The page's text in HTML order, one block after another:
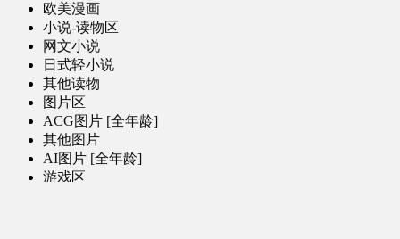
欧美漫画
小说-读物区
网文小说
日式轻小说
其他读物
图片区
ACG图片 [全年龄]
其他图片
AI图片 [全年龄]
游戏区